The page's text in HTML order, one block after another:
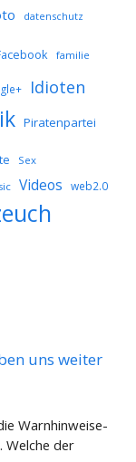
datenschutz
familie
Idioten
Piratenpartei
Sex
Videos web2.0
uns weiter
Warnhinweise-
Welche der